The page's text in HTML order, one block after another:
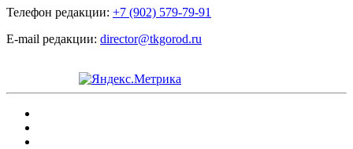
Телефон редакции: +7 (902) 579-79-91
E-mail редакции: director@tkgorod.ru